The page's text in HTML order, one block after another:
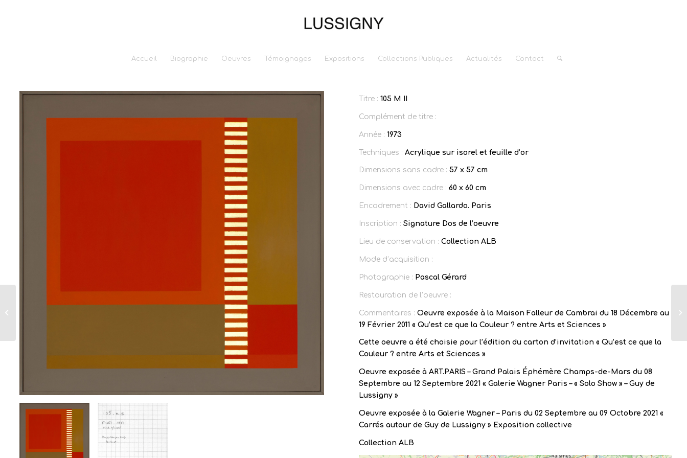
Accueil Biographie Oeuvres Témoignages Expositions Collections Publiques Actualités Contact
Titre : 105 M II
Complément de titre :
Année : 1973
Techniques : Acrylique sur isorel et feuille d’or
Dimensions sans cadre : 57 x 57 cm
Dimensions avec cadre : 60 x 60 cm
Encadrement : David Gallardo. Paris
Inscription : Signature Dos de l’oeuvre
Lieu de conservation : Collection ALB
Mode d’acquisition :
Photographie : Pascal Gérard
Restauration de l’oeuvre :
Commentaires : Oeuvre exposée à la Maison Falleur de Cambrai du 18 Décembre au
19 Février 2011 « Qu’est ce que la Couleur ? entre Arts et Sciences »
Cette oeuvre a été choisie pour l’édition du carton d’invitation « Qu’est ce que la
Couleur ? entre Arts et Sciences »
Oeuvre exposée à ART.PARIS – Grand Palais Éphémère Champs-de-Mars du 08
Septembre au 12 Septembre 2021 « Galerie Wagner Paris – « Solo Show » – Guy de
Lussigny »
Oeuvre exposée à la Galerie Wagner – Paris du 02 Septembre au 09 Octobre 2021 «
Carrés autour de Guy de Lussigny » Exposition collective
Collection ALB